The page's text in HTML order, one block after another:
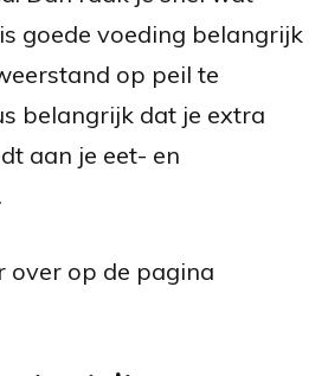
goede voeding belangrijk
op peil te
belangrijk dat je extra
aan je eet- en
over op de pagina